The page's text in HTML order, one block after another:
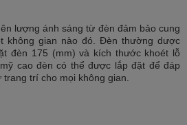
lượng ánh sáng từ đèn đảm bảo cung
không gian nào đó. Đèn thường dược
đèn 175 (mm) và kích thước khoét lỗ
cao đèn có thể được lắp đặt để đáp
trí cho mọi không gian.